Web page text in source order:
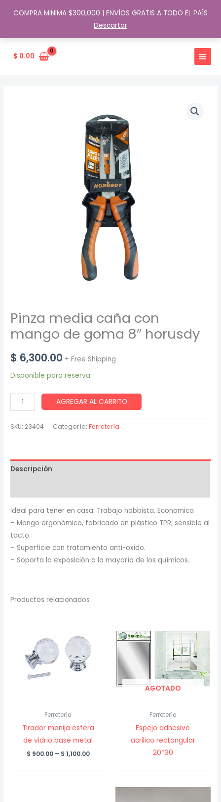
COMPRA MINIMA $300,000 | ENVÍOS GRATIS A TODO EL PAÍS
Descartar
$ 0.00
Pinza media caña con
mango de goma 8″ horusdy
$ 6,300.00 + Free Shipping
Disponible para reserva
Pinza
media
caña
de
goma
horusdy
cantidad
AGREGAR AL CARRITO
SKU: 23404 Categoría:Ferretería
Descripción
Ideal para tener en casa. Trabajo hobbista. Economica
– Mango ergonómico, fabricado en plástico TPR, sensible al
tacto.
– Superficie con tratamiento anti-oxido.
– Soporta la exposición a la mayoría de los químicos.
Productos relacionados
Ferretería
Tirador manija esfera
de vidrio base metal
$ 900.00 – $ 1,100.00Price
AGOTADO
Ferretería
Espejo adhesivo
acrilico rectangular
20*30